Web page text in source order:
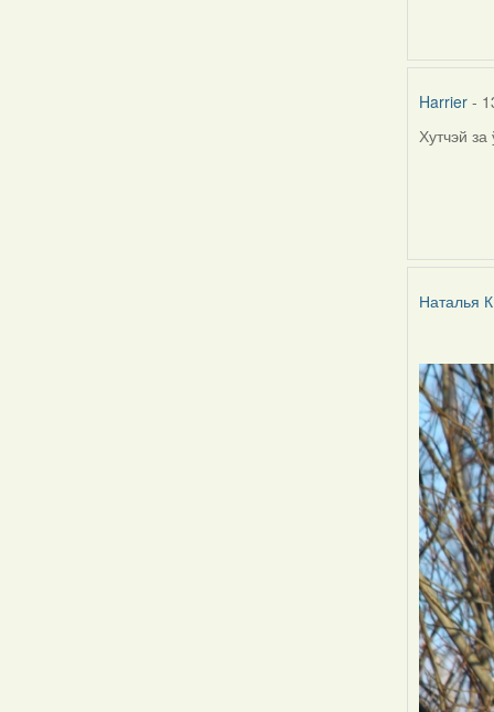
Harrier -
In
К
Хутчэй
Наталья К